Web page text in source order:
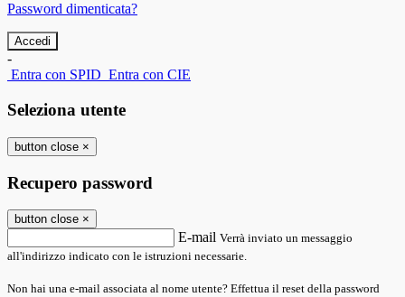
Password dimenticata?
-
Entra con SPID Entra con CIE
Seleziona utente
button close ×
Recupero password
button close ×
E-mail Verrà inviato un messaggio
all'indirizzo indicato con le istruzioni necessarie.
Non hai una e-mail associata al nome utente? Effettua il reset della password